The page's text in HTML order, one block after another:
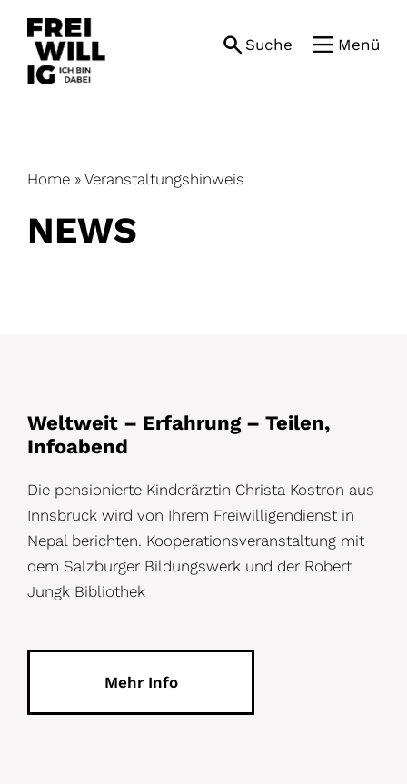
content
Suche Menü
Home » Veranstaltungshinweis
NEWS
Weltweit – Erfahrung – Teilen,
Infoabend
Die pensionierte Kinderärztin Christa Kostron aus
Innsbruck wird von Ihrem Freiwilligendienst in
Nepal berichten. Kooperationsveranstaltung mit
dem Salzburger Bildungswerk und der Robert
Jungk Bibliothek
Mehr Info